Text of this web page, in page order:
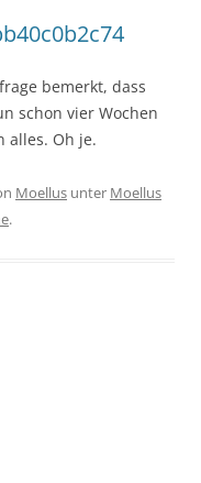
bemerkt, dass
schon vier Wochen
alles. Oh je.
Moellus unter Moellus
.